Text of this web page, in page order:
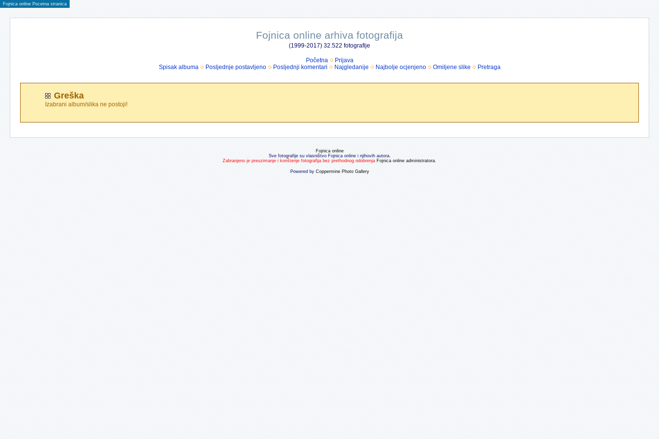
Fojnica online Pocetna stranica
Fojnica online arhiva fotografija
(1999-2017) 32.522 fotografije
Početna
Prijava
Spisak albuma
Posljednje postavljeno Posljednji komentari Najgledanije Najbolje ocjenjeno Omiljene slike Pretraga
Greška
Izabrani album/slika ne postoji!
Fojnica online
Sve fotografije su vlasništvo Fojnica online i njihovih autora.
Zabranjeno je preuzimanje i korištenje fotografija bez prethodnog odobrenja Fojnica online administratora.
Powered by Coppermine Photo Gallery